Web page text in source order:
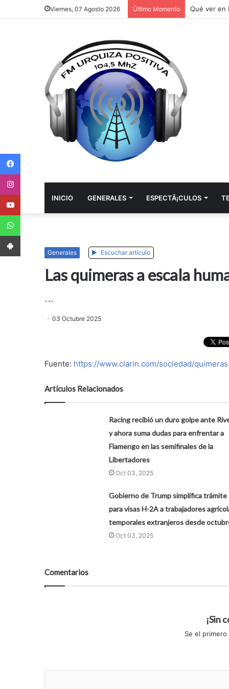
Viernes, 07 Agosto 2026 Último Momento
INICIO GENERALES ESPECTÃ¡CULOS
Generales Escuchar artículo
Las quimeras a escala
...
03 Octubre 2025
Fuente: https://www.clarin.com/sociedad/
Artículos Relacionados
Racing recibió un duro golpe ante
y ahora suma dudas para enfrentar a
Flamengo en las semifinales de la
Libertadores
Oct 03, 2025
Gobierno de Trump simplifica trámite
para visas H-2A a trabajadores
temporales extranjeros desde
Oct 03, 2025
Comentarios
¡Sin
Se el
WhatsApp